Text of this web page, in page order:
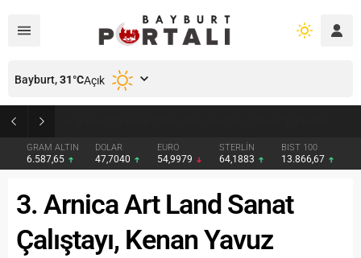
GRAM ALTIN
6.587,65
DOLAR
47,7040
EURO
54,9979
STERLİN
64,1883
BIST 100
13.866,67
Bayburt,31°CAçık
3. Arnica Art Land Sanat
Çalıştayı, Kenan Yavuz